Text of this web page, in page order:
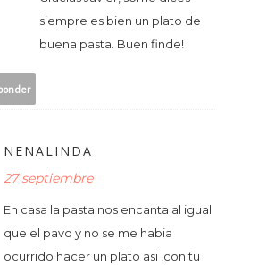
siempre es bien un plato de
buena pasta. Buen finde!
NENALINDA
27 septiembre
En casa la pasta nos encanta al igual
que el pavo y no se me habia
ocurrido hacer un plato asi ,con tu